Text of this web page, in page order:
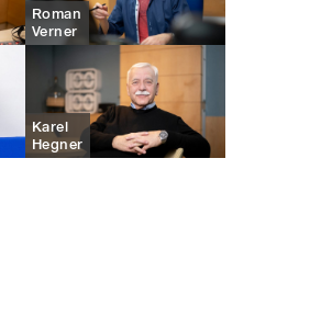
Roman
Verner
Karel
Hegner